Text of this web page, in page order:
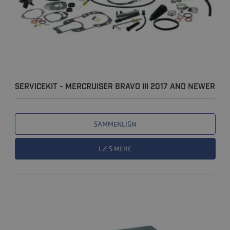
SERVICEKIT - MERCRUISER BRAVO III 2017 AND NEWER
SAMMENLIGN
LÆS MERE